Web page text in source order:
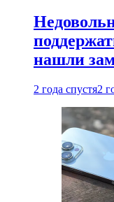
нашли
2 года спустя2